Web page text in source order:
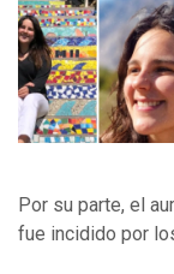
Por su parte, el
fue incidido por